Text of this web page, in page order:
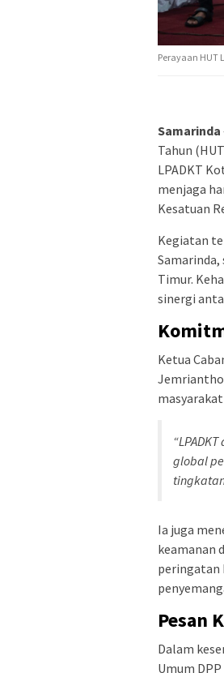
Perayaan HUT
Samarinda
Tahun
LPADKT
menjaga
Kesatuan
Kegiatan
Timur.
sinergi
Ketua
global
Ia juga
keamanan
peringatan
Pesan
Dalam
Umum